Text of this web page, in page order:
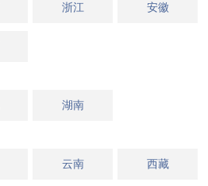
浙江 安徽
湖南
云南 西藏